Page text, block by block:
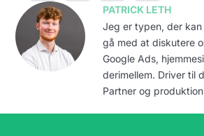
PATRICK LETH
Jeg er typen, der
gå med at diskutere
Google Ads,
derimellem. Driver til
Partner og